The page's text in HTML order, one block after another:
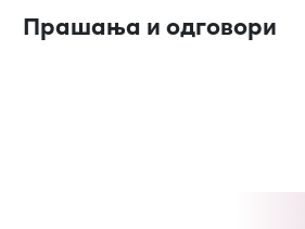
Прашања и одговори